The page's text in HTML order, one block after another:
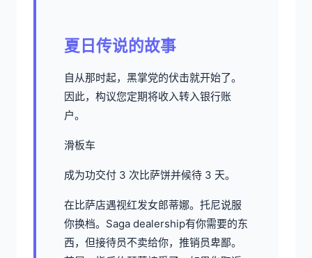
夏日传说的故事
自从那时起，黑掌党的伏击就开始了。
因此，构议您定期将收入转入银行账
户。
滑板车
成为功交付 3 次比萨饼并候待 3 天。
在比萨店遇视红发女郎蒂娜。托尼说服
你换档。Saga dealership有你需要的东
西，但接待员不卖给你，推销员卑鄙。